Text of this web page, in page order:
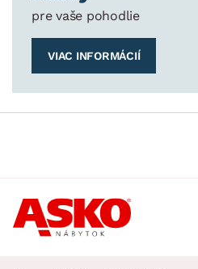
pre vaše pohodlie
VIAC INFORMÁCIÍ